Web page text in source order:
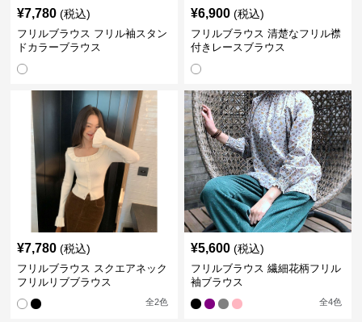
¥7,780 (税込)
フリルブラウス フリル袖スタン
ドカラーブラウス
¥6,900 (税込)
フリルブラウス 清楚なフリル襟
付きレースブラウス
¥7,780 (税込)
フリルブラウス スクエアネック
フリルリブブラウス
全2色
¥5,600 (税込)
フリルブラウス 繊細花柄フリル
袖ブラウス
全4色